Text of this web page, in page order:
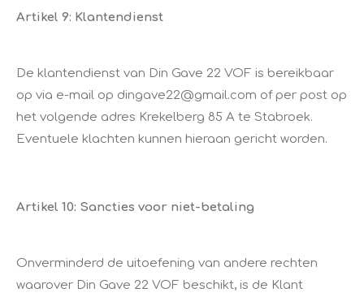
Artikel 9: Klantendienst
De klantendienst van Din Gave 22 VOF is bereikbaar
op via e-mail op dingave22@gmail.com of per post op
het volgende adres Krekelberg 85 A te Stabroek.
Eventuele klachten kunnen hieraan gericht worden.
Artikel 10: Sancties voor niet-betaling
Onverminderd de uitoefening van andere rechten
waarover Din Gave 22 VOF beschikt, is de Klant